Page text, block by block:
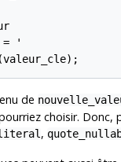
'
de
choisir.
,